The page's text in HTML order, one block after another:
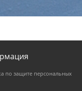
по защите персональных